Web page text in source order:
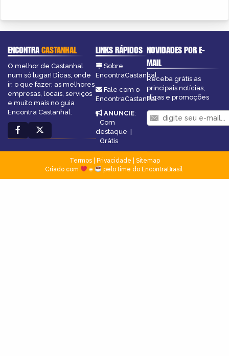
ENCONTRACASTANHAL
O melhor de Castanhal
num só lugar! Dicas, onde
ir, o que fazer, as melhores
empresas, locais, serviços
e muito mais no guia
Encontra Castanhal.
LINKS RÁPIDOS
Sobre
EncontraCastanhal
Fale com o
EncontraCastanhal
ANUNCIE:
Com
destaque |
Grátis
NOVIDADES POR E-
MAIL
Receba grátis as
principais notícias,
dicas e promoções
Termos| Privacidade
Sitemap
Criado com
e pelo time do EncontraBrasil